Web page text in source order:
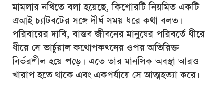
মামলার নথিতে বলা হয়েছে, কিশোরটি নিয়মিত একটি
এআই চ্যাটবটের সঙ্গে দীর্ঘ সময় ধরে কথা বলত।
পরিবারের দাবি, বাস্তব জীবনের মানুষের পরিবর্তে ধীরে
ধীরে সে ভার্চুয়াল কথোপকথনের ওপর অতিরিক্ত
নির্ভরশীল হয়ে পড়ে। এতে তার মানসিক অবস্থা আরও
খারাপ হতে থাকে এবং একপর্যায়ে সে আত্মহত্যা করে।